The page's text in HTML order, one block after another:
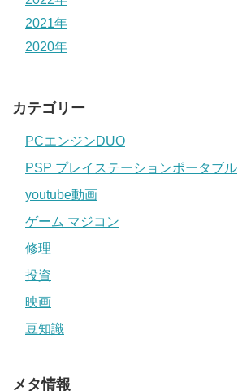
2021年
2020年
カテゴリー
PCエンジンDUO
PSP プレイステーションポータブル
youtube動画
ゲーム マジコン
修理
投資
映画
豆知識
メタ情報